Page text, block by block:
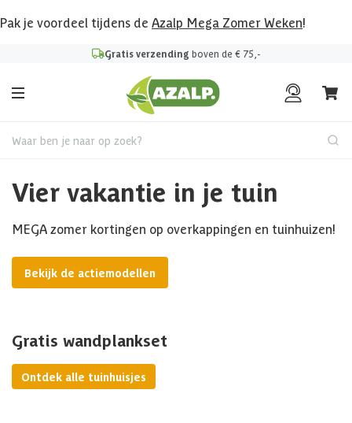
Pak je voordeel tijdens de Azalp Mega Zomer Weken!
Gratis verzending boven de € 75,-
Waar ben je naar op zoek?
Vier vakantie in je tuin
MEGA zomer kortingen op overkappingen en tuinhuizen!
Bekijk de actiemodellen
Gratis wandplankset
Ontdek alle tuinhuisjes